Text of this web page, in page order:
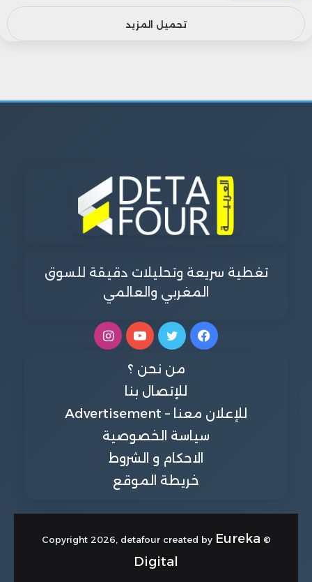
تحميل المزيد
تغطية سريعة وتحليلات دقيقة للسوق
المغربي والعالمي
فيسبوكتويتر يوتيوبانستقرام
من نحن ؟
للإتصال بنا
للإعلان معنا – Advertisement
سياسة الخصوصية
الاحكام و الشروط
خريطة الموقع
© Copyright 2026, detafour created by
Eureka
Digital